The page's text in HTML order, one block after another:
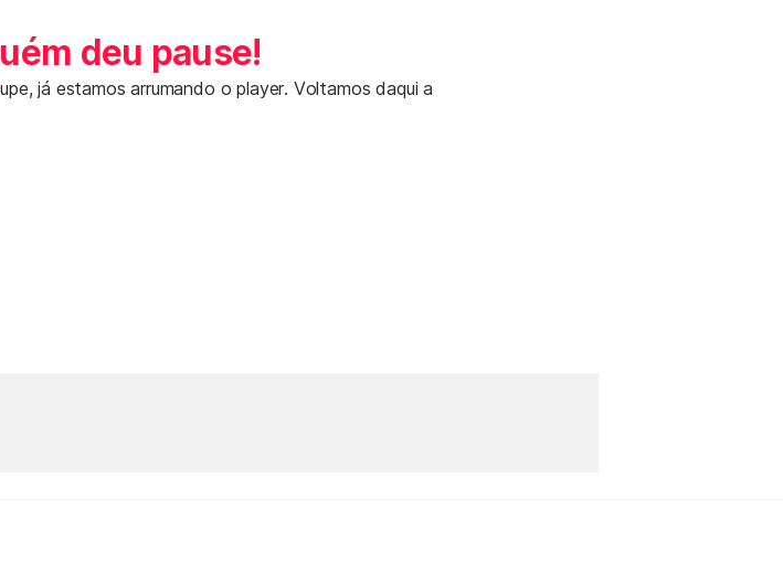
deu pause!
já estamos arrumando o player. Voltamos daqui a